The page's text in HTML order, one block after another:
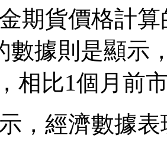
期貨價格計算
數據則是顯示
相比1個月前
，經濟數據